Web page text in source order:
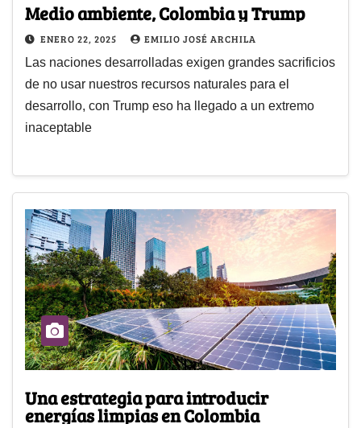
Medio ambiente, Colombia y Trump
ENERO 22, 2025 EMILIO JOSÉ ARCHILA
Las naciones desarrolladas exigen grandes sacrificios
de no usar nuestros recursos naturales para el
desarrollo, con Trump eso ha llegado a un extremo
inaceptable
Una estrategia para introducir
energías limpias en Colombia